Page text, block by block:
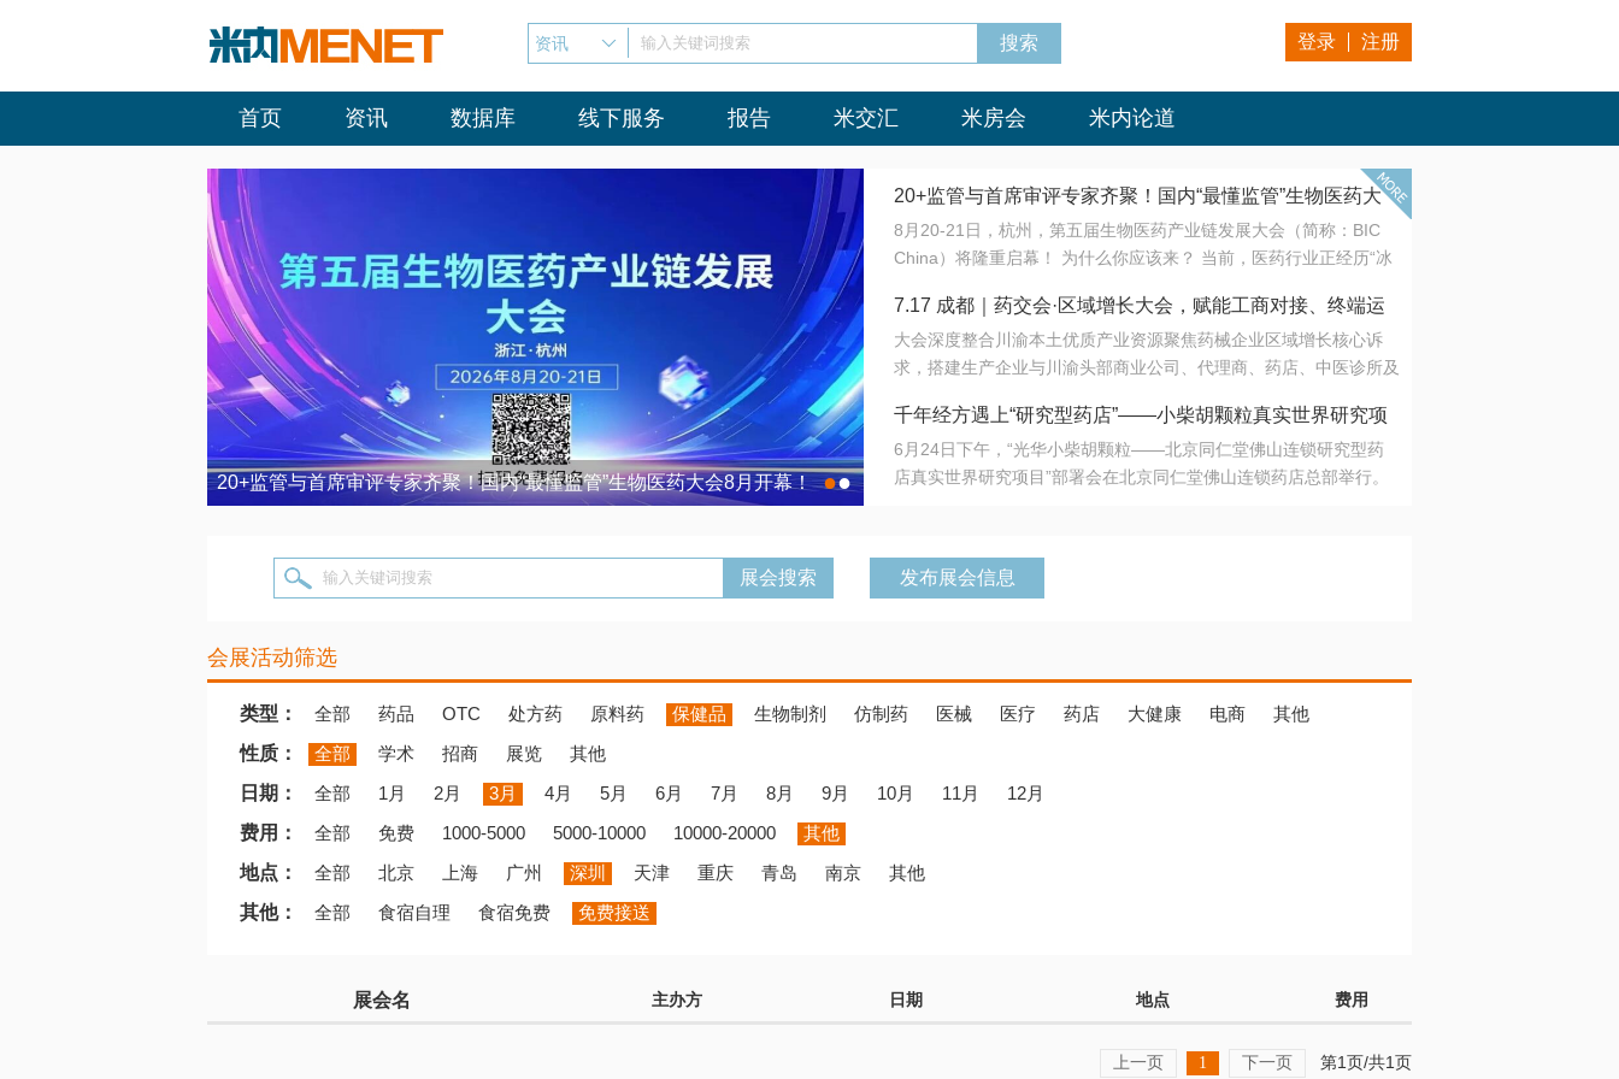
资讯 输入关键词搜索 登录 注册
首页 资讯 数据库 线下服务 报告 米交汇 米房会 米内论道
20+监管与首席审评专家齐聚！国内“最懂监管”生物医药大会8月开幕！ 7.17 成都｜药交会·区域增长大会，赋能工商对接、终端运营
●●
20+监管与首席审评专家齐聚！国内“最懂监管”生物医药大
会8月开幕！
8月20-21日，杭州，第五届生物医药产业链发展大会（简称：BIC
China）将隆重启幕！ 为什么你应该来？ 当前，医药行业正经历“冰
法正重新定义研发效率；另一端是创新药“最后一公里”的支付与入院
难题，呼唤更成熟的产业生态。 同质化“内卷”已无出路，全产业链协
同与出海能力建设才是破局关键。 本届大会以 “重构生态，定义未
算力突围；从中药创新、复杂药物制剂、CGT、多肽与小核酸的技
术攻坚，到CDMO的柔性智造。 我们致力于打破壁垒，让“实验
室”与“生产线”、“研发端”与“支付端”深度对话，更让监管、产业、资
7.17 成都｜药交会·区域增长大会，赋能工商对接、终端运
营
大会深度整合川渝本土优质产业资源聚焦药械企业区域增长核心诉
求，搭建生产企业与川渝头部商业公司、代理商、药店、中医诊所及
域增量份额夯实西南市场战略布局
千年经方遇上“研究型药店”——小柴胡颗粒真实世界研究项
目在北京同仁堂佛山连锁启动
6月24日下午，“光华小柴胡颗粒——北京同仁堂佛山连锁研究型药
店真实世界研究项目”部署会在北京同仁堂佛山连锁药店总部举行。
输入关键词搜索 发布展会信息
会展活动筛选
类型： 全部 药品 OTC 处方药 原料药 保健品 生物制剂 仿制药 医械 医疗 药店 大健康 电商
其他
性质：
全部 学术 招商 展览
其他
日期：
全部 1月 2月 3月 4月 5月 6月 7月 8月 9月 10月 11月
12月
费用：
全部 免费 1000-5000 5000-10000 10000-20000
其他
地点：
全部 北京 上海 广州 深圳 天津 重庆 青岛 南京
其他
其他：
全部 食宿自理 食宿免费 免费接送
展会名 主办方 日期 地点 费用
上一页 1 下一页 第1页/共1页